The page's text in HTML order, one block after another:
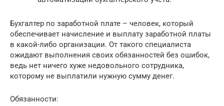
Бухгалтер по заработной плате – человек, который
обеспечивает начисление и выплату заработной платы
в какой-либо организации. От такого специалиста
ожидают выполнения своих обязанностей без ошибок,
ведь нет ничего хуже недовольного сотрудника,
которому не выплатили нужную сумму денег.
Обязанности: